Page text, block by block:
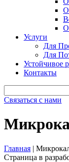
Услуги
Для
Для
Устойчивое
Контакты
Связаться с нами
Главная |
Страница в